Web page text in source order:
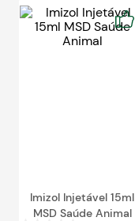
Imizol Injetável 15ml
MSD Saúde Animal